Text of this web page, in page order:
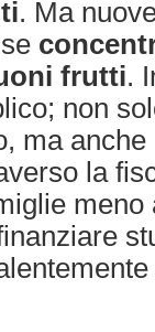
. Ma
frutti.
non
ma
la